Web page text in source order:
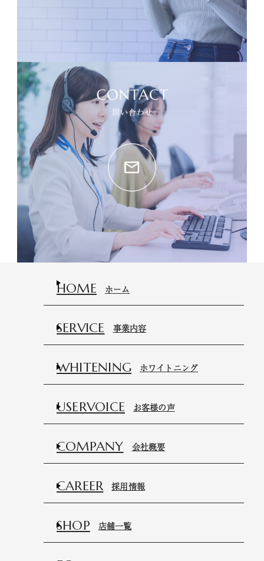
HOME ホーム
SERVICE 事業内容
WHITENING ホワイトニング
USERVOICE お客様の声
COMPANY 会社概要
CAREER 採用情報
SHOP 店舗一覧